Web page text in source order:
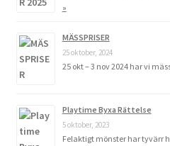
»
MÄSSPRISER
25 oktober, 2024
25 okt – 3 nov 2024 har vi
Playtime Byxa Rättelse
5 oktober, 2023
Felaktigt mönster har tyvärr